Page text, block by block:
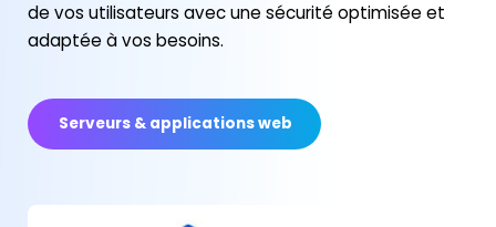
de vos utilisateurs avec une sécurité optimisée et
adaptée à vos besoins.
Serveurs & applications web